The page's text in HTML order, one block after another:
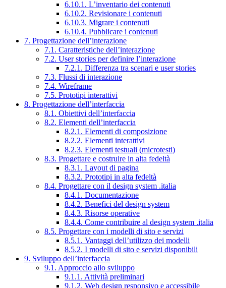
6.10.1. L’inventario dei contenuti
6.10.2. Revisionare i contenuti
6.10.3. Migrare i contenuti
6.10.4. Pubblicare i contenuti
7. Progettazione dell’interazione
7.1. Caratteristiche dell’interazione
7.2. User stories per definire l’interazione
7.2.1. Differenza tra scenari e user stories
7.3. Flussi di interazione
7.4. Wireframe
7.5. Prototipi interattivi
8. Progettazione dell’interfaccia
8.1. Obiettivi dell’interfaccia
8.2. Elementi dell’interfaccia
8.2.1. Elementi di composizione
8.2.2. Elementi interattivi
8.2.3. Elementi testuali (microtesti)
8.3. Progettare e costruire in alta fedeltà
8.3.1. Layout di pagina
8.3.2. Prototipi in alta fedeltà
8.4. Progettare con il design system .italia
8.4.1. Documentazione
8.4.2. Benefici del design system
8.4.3. Risorse operative
8.4.4. Come contribuire al design system .italia
8.5. Progettare con i modelli di sito e servizi
8.5.1. Vantaggi dell’utilizzo dei modelli
8.5.2. I modelli di sito e servizi disponibili
9. Sviluppo dell’interfaccia
9.1. Approccio allo sviluppo
9.1.1. Attività preliminari
9.1.2. Web design responsivo e accessibile